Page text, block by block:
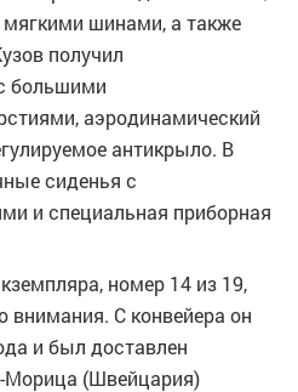
мягкими шинами, а также
получил
большими
аэродинамический
антикрыло. В
сиденья с
и специальная приборная
номер 14 из 19,
внимания. С конвейера он
и был доставлен
Морица (Швейцария)